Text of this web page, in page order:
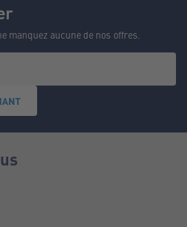
manquez aucune de nos offres.